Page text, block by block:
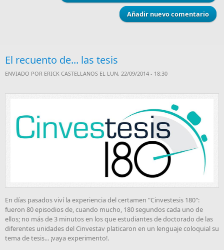
Añadir nuevo comentario
El recuento de... las tesis
ENVIADO POR ERICK CASTELLANOS EL LUN, 22/09/2014 - 18:30
En días pasados viví la experiencia del certamen "Cinvestesis 180":
fueron 80 episodios de, cuando mucho, 180 segundos cada uno de
ellos; no más de 3 minutos en los que estudiantes de doctorado de las
diferentes unidades del Cinvestav platicaron en un lenguaje coloquial su
tema de tesis... ¡vaya experimento!.